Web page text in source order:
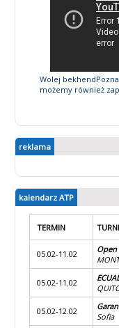
Wolej
możemy również
reklama
kalendarz ATP
TERMIN
05.02-11.02
Open
05.02-11.02
05.02-12.02
Sofia